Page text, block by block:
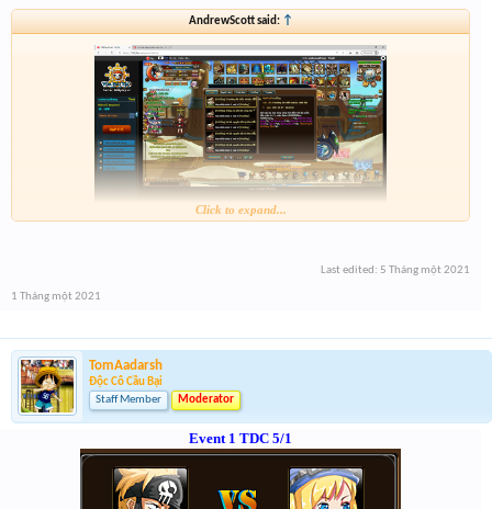
AndrewScott said: ↑
Click to expand...
Last edited: 5 Tháng một 2021
1 Tháng một 2021
TomAadarsh
Độc Cô Cầu Bại
Staff Member
Moderator
Event 1 TDC 5/1